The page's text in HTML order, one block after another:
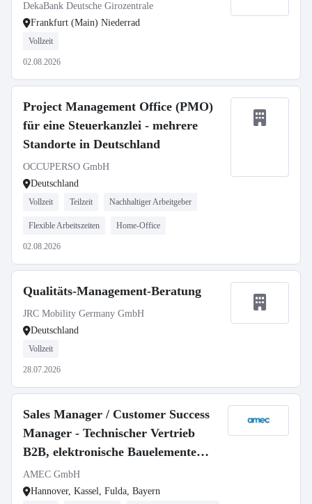
DekaBank Deutsche Girozentrale
Frankfurt (Main) Niederrad
Vollzeit
02.08.2026
Project Management Office (PMO)
für eine Steuerkanzlei - mehrere
Standorte in Deutschland
OCCUPERSO GmbH
Deutschland
Vollzeit Teilzeit Nachhaltiger Arbeitgeber
Flexible Arbeitszeiten Home-Office
02.08.2026
Qualitäts-Management-Beratung
JRC Mobility Germany GmbH
Deutschland
Vollzeit
28.07.2026
Sales Manager / Customer Success
Manager - Technischer Vertrieb
B2B, elektronische Bauelemente
(m/w/d)
AMEC GmbH
Hannover, Kassel, Fulda, Bayern